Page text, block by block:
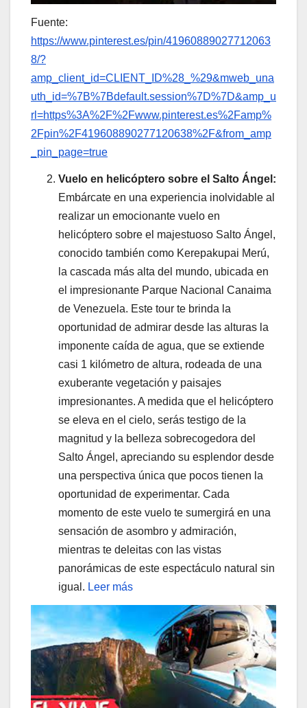
Fuente:
https://www.pinterest.es/pin/41960889027712063
8/?
amp_client_id=CLIENT_ID%28_%29&mweb_una
uth_id=%7B%7Bdefault.session%7D%7D&amp_u
rl=https%3A%2F%2Fwww.pinterest.es%2Famp%
2Fpin%2F419608890277120638%2F&from_amp
_pin_page=true
Vuelo en helicóptero sobre el Salto Ángel :
Embárcate en una experiencia inolvidable al
realizar un emocionante vuelo en
helicóptero sobre el majestuoso Salto Ángel,
conocido también como Kerepakupai Merú,
la cascada más alta del mundo, ubicada en
el impresionante Parque Nacional Canaima
de Venezuela. Este tour te brinda la
oportunidad de admirar desde las alturas la
imponente caída de agua, que se extiende
casi 1 kilómetro de altura, rodeada de una
exuberante vegetación y paisajes
impresionantes. A medida que el helicóptero
se eleva en el cielo, serás testigo de la
magnitud y la belleza sobrecogedora del
Salto Ángel, apreciando su esplendor desde
una perspectiva única que pocos tienen la
oportunidad de experimentar. Cada
momento de este vuelo te sumergirá en una
sensación de asombro y admiración,
mientras te deleitas con las vistas
panorámicas de este espectáculo natural sin
igual. Leer más